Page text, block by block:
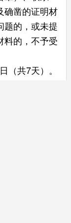
确凿的证明材
题的，或未提
料的，不予受
共7天）。